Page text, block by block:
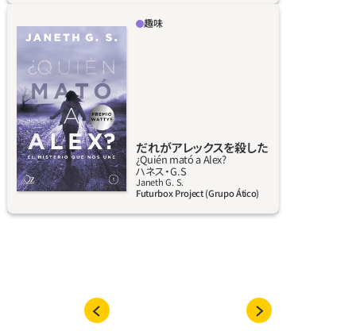
ぞに答えろと言う。アニトラムとふたりで悪い
んになるのも悪くないとわかる。
ハンナは16歳の女の子。コンピューターやSNS
いる。しかし、フェイスブックでアレックス・ク
ロウェルという人物からメッセージを受け取
ったとき、すべてが変わる。彼女はすぐさま彼
に友だち申請をし、数秒後に承諾されるが、そ
こで不安なことがもちあがる。アレックスのウ
ォールを見て、彼が死んでいることがわかった
のだ。これほどぞっとすることがあるだろう
か。その直後、だれが自分を殺したのか、調べる
のを手伝ってほしいと、アレックス本人からメ
趣味
だれがアレックスを殺した
¿Quién mató a Alex?
ハネス‧G.S
Janeth G. S.
Futurbox Project (Grupo Ático)